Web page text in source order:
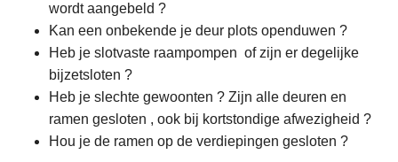
wordt aangebeld ?
Kan een onbekende je deur plots openduwen ?
Heb je slotvaste raampompen of zijn er degelijke
bijzetsloten ?
Heb je slechte gewoonten ? Zijn alle deuren en
ramen gesloten , ook bij kortstondige afwezigheid ?
Hou je de ramen op de verdiepingen gesloten ?